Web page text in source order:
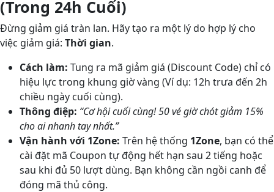
(Trong 24h Cuối)
Đừng giảm giá tràn lan. Hãy tạo ra một lý do hợp lý cho
việc giảm giá: Thời gian.
Cách làm: Tung ra mã giảm giá (Discount Code) chỉ có
hiệu lực trong khung giờ vàng (Ví dụ: 12h trưa đến 2h
chiều ngày cuối cùng).
Thông điệp: “Cơ hội cuối cùng! 50 vé giờ chót giảm 15%
cho ai nhanh tay nhất.”
Vận hành với 1Zone: Trên hệ thống 1Zone, bạn có thể
cài đặt mã Coupon tự động hết hạn sau 2 tiếng hoặc
sau khi đủ 50 lượt dùng. Bạn không cần ngồi canh để
đóng mã thủ công.